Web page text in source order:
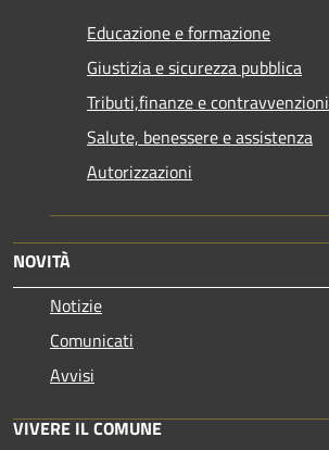
Educazione e formazione
Giustizia e sicurezza pubblica
Tributi,finanze e contravvenzioni
Salute, benessere e assistenza
Autorizzazioni
NOVITÀ
Notizie
Comunicati
Avvisi
VIVERE IL COMUNE